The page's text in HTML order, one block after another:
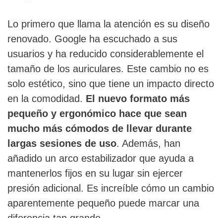
Lo primero que llama la atención es su diseño
renovado. Google ha escuchado a sus
usuarios y ha reducido considerablemente el
tamaño de los auriculares. Este cambio no es
solo estético, sino que tiene un impacto directo
en la comodidad. El nuevo formato más
pequeño y ergonómico hace que sean
mucho más cómodos de llevar durante
largas sesiones de uso. Además, han
añadido un arco estabilizador que ayuda a
mantenerlos fijos en su lugar sin ejercer
presión adicional. Es increíble cómo un cambio
aparentemente pequeño puede marcar una